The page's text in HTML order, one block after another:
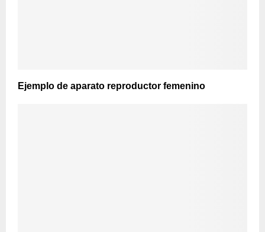
Ejemplo de aparato reproductor femenino